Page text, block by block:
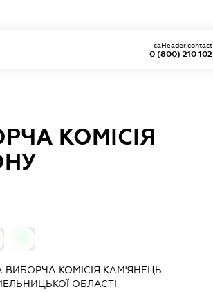
0 (800) 210 102
caHeader.contact
КОМІСІЯ
ВИБОРЧА КОМІСІЯ КАМ'ЯНЕЦЬ-
ОБЛАСТІ